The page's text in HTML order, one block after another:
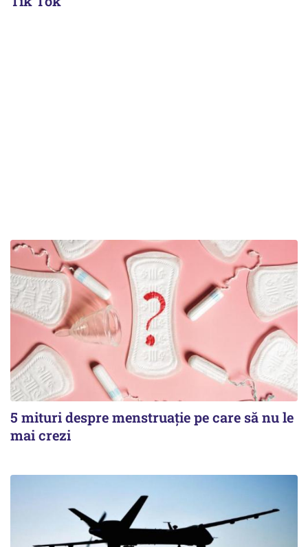
5 mituri despre menstruație pe care să nu le
mai crezi